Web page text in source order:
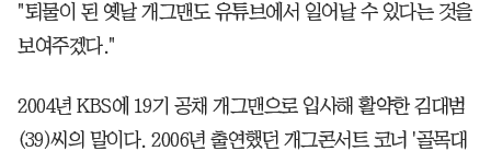
"퇴물이 된 옛날 개그맨도 유튜브에서 일어날 수 있다는 것을
보여주겠다."
2004년 KBS에 19기 공채 개그맨으로 입사해 활약한 김대범
(39)씨의 말이다. 2006년 출연했던 개그콘서트 코너 '골목대